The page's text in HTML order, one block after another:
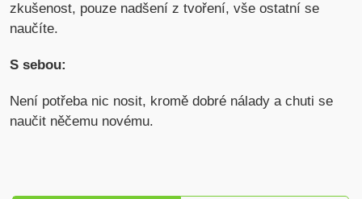
zkušenost, pouze nadšení z tvoření, vše ostatní se
naučíte.
S sebou:
Není potřeba nic nosit, kromě dobré nálady a chuti se
naučit něčemu novému.